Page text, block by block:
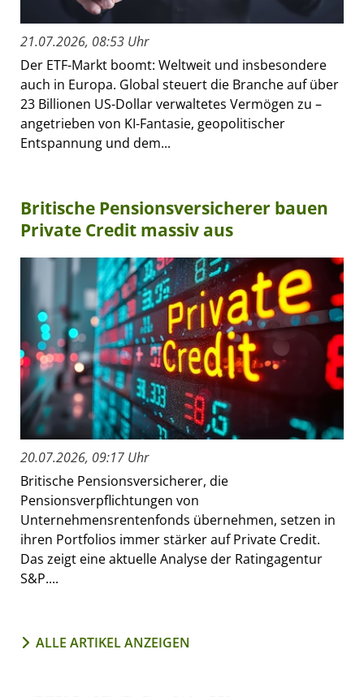
21.07.2026, 08:53 Uhr
Der ETF-Markt boomt: Weltweit und insbesondere
auch in Europa. Global steuert die Branche auf über
23 Billionen US-Dollar verwaltetes Vermögen zu –
angetrieben von KI-Fantasie, geopolitischer
Entspannung und dem...
Britische Pensionsversicherer bauen
Private Credit massiv aus
20.07.2026, 09:17 Uhr
Britische Pensionsversicherer, die
Pensionsverpflichtungen von
Unternehmensrentenfonds übernehmen, setzen in
ihren Portfolios immer stärker auf Private Credit.
Das zeigt eine aktuelle Analyse der Ratingagentur
S&P....
ALLE ARTIKEL ANZEIGEN